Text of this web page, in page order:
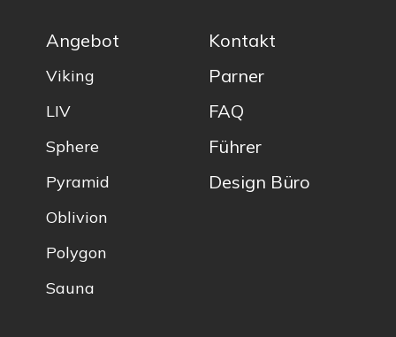
Angebot
Viking
LIV
Sphere
Pyramid
Oblivion
Polygon
Sauna
Kontakt
Parner
FAQ
Führer
Design Büro